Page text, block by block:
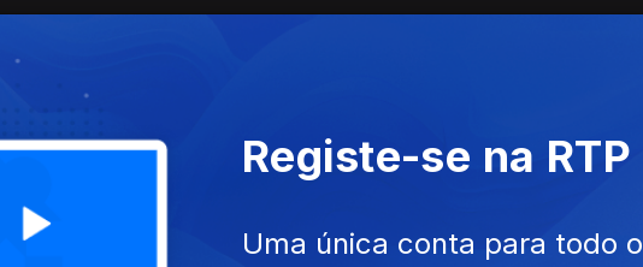
com a Orquestra Metropolitana de Lisboa, no
de São João, no Porto.
Registe-se na RTP
Uma única conta para todo o